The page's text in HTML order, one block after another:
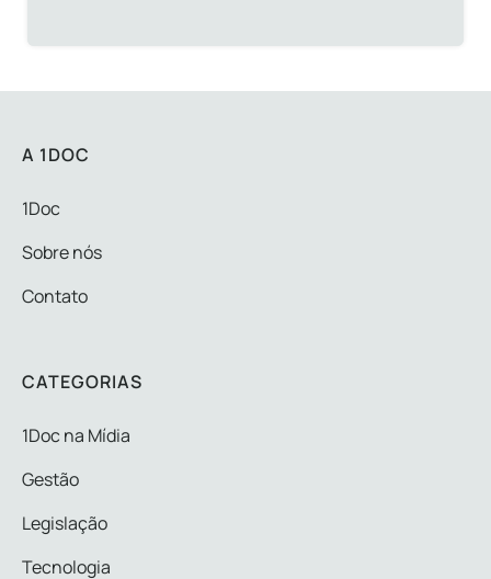
A 1DOC
1Doc
Sobre nós
Contato
CATEGORIAS
1Doc na Mídia
Gestão
Legislação
Tecnologia